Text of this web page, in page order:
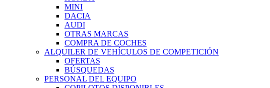
MINI
DACIA
AUDI
OTRAS MARCAS
COMPRA DE COCHES
ALQUILER DE VEHÍCULOS DE COMPETICIÓN
OFERTAS
BÚSQUEDAS
PERSONAL DEL EQUIPO